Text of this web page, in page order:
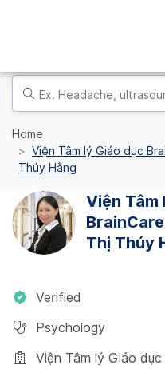
Home
Viện Tâm lý Giáo dục
Thúy Hằng
Viện Tâm
Thị Thúy
Verified
Psychology
Viện Tâm lý Giáo dục